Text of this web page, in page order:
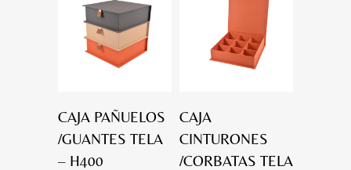
CAJA PAÑUELOS
/GUANTES TELA
– H400
CAJA
CINTURONES
/CORBATAS TELA